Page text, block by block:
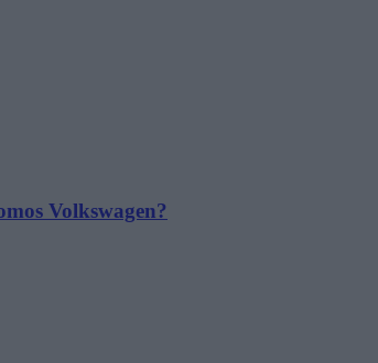
Volkswagen?